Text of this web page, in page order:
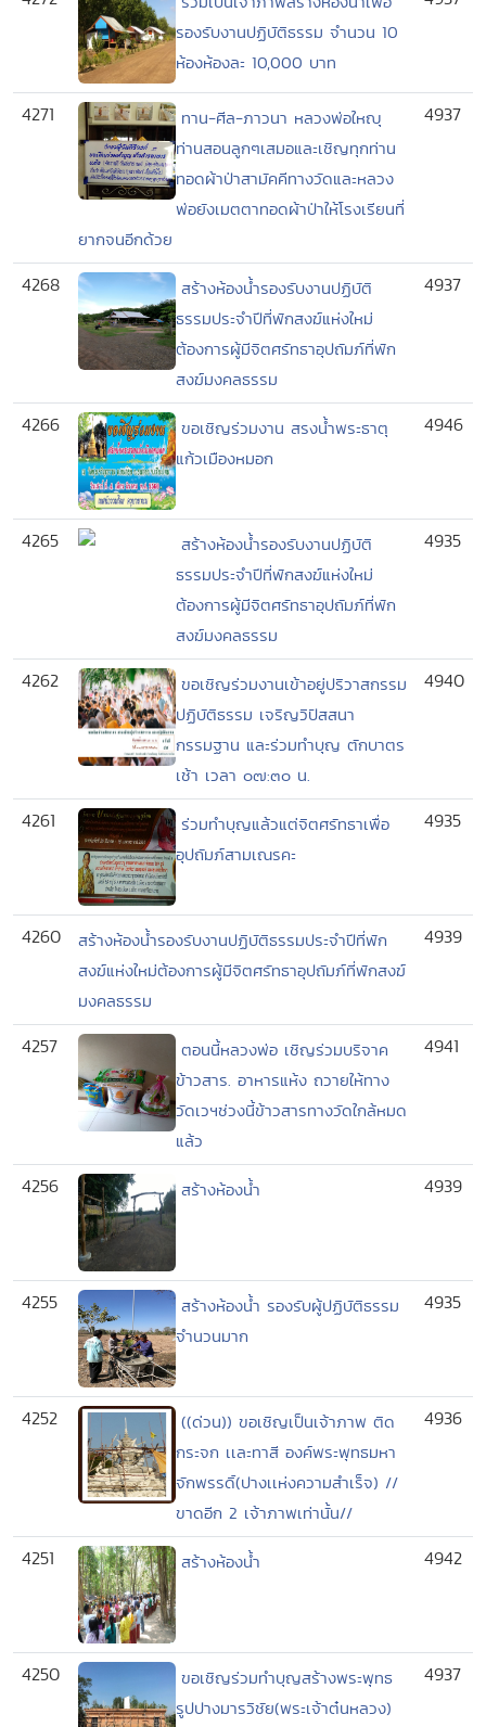
รองรับงานปฏิบัติธรรม จำนวน 10
ห้องห้องละ 10,000 บาท
4271
ทาน-ศีล-ภาวนา หลวงพ่อใหญุ
ท่านสอนลูกๆเสมอและเชิญทุกท่าน
ทอดผ้าป่าสามัคคีทางวัดและหลวง
พ่อยังเมตตาทอดผ้าป่าให้โรงเรียนที่
ยากจนอีกด้วย
4937
4268
สร้างห้องน้ำรองรับงานปฏิบัติ
ธรรมประจำปีที่พักสงฆ์แห่งใหม่
ต้องการผู้มีจิตศรัทธาอุปถัมภ์ที่พัก
สงฆ์มงคลธรรม
4937
4266
ขอเชิญร่วมงาน สรงน้ำพระธาตุ
แก้วเมืองหมอก
4946
4265
สร้างห้องน้ำรองรับงานปฏิบัติ
ธรรมประจำปีที่พักสงฆ์แห่งใหม่
ต้องการผู้มีจิตศรัทธาอุปถัมภ์ที่พัก
สงฆ์มงคลธรรม
4935
4262
ขอเชิญร่วมงานเข้าอยู่ปริวาสกรรม
ปฏิบัติธรรม เจริญวิปัสสนา
กรรมฐาน และร่วมทำบุญ ตักบาตร
เช้า เวลา ๐๗:๓๐ น.
4940
4261
ร่วมทำบุญแล้วแต่จิตศรัทธาเพื่อ
อุปถัมภ์สามเณรคะ
4935
4260
สร้างห้องน้ำรองรับงานปฏิบัติธรรมประจำปีที่พัก
สงฆ์แห่งใหม่ต้องการผู้มีจิตศรัทธาอุปถัมภ์ที่พักสงฆ์
มงคลธรรม
4939
4257
ตอนนี้หลวงพ่อ เชิญร่วมบริจาค
ข้าวสาร. อาหารแห้ง ถวายให้ทาง
วัดเวฯช่วงนี้ข้าวสารทางวัดใกล้หมด
แล้ว
4941
4256 สร้างห้องน้ำ 4939
4255
สร้างห้องน้ำ รองรับผู้ปฏิบัติธรรม
จำนวนมาก
4935
4252
((ด่วน)) ขอเชิญเป็นเจ้าภาพ ติด
กระจก เเละทาสี องค์พระพุทธมหา
จักพรรดิ์(ปางเเห่งความสำเร็จ) //
ขาดอีก 2 เจ้าภาพเท่านั้น//
4936
4251 สร้างห้องน้ำ 4942
4250
ขอเชิญร่วมทำบุญสร้างพระพุทธ
รูปปางมารวิชัย(พระเจ้าต๋นหลวง)
4937